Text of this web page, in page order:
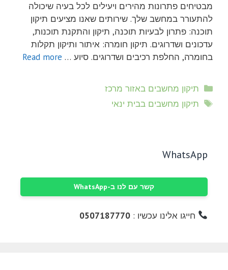
מבטיחים פתרונות מהירים ויעילים לכל בעיה שיכולה
להתעורר במחשב שלך. שירותים שאנו מציעים תיקון
תוכנה: פתרון לבעיות תוכנה, תיקון והתקנת תוכנות,
עדכונים ושדרוגים. תיקון חומרה: איתור ותיקון תקלות
בחומרה, החלפת רכיבים ושדרוגים. סיוע … Read more
קטגוריות
תיקון מחשבים באזור מרכז
תגיות
תיקון מחשבים בבית ינאי
WhatsApp
קשר עם לנו ב-WhatsApp
חייגו אלינו עכשיו :0507187770